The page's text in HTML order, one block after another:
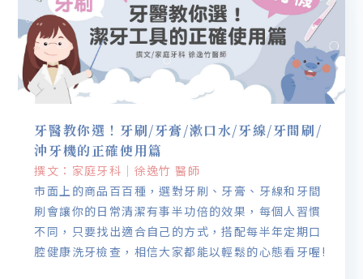
牙醫教你選！牙刷/牙膏/漱口水/牙線/牙間刷/
沖牙機的正確使用篇
撰文：家庭牙科｜徐逸竹 醫師
市面上的商品百百種，選對牙刷、牙膏、牙線和牙間
刷會讓你的日常清潔有事半功倍的效果，每個人習慣
不同，只要找出適合自己的方式，搭配每半年定期口
腔健康洗牙檢查，相信大家都能以輕鬆的心態看牙喔!